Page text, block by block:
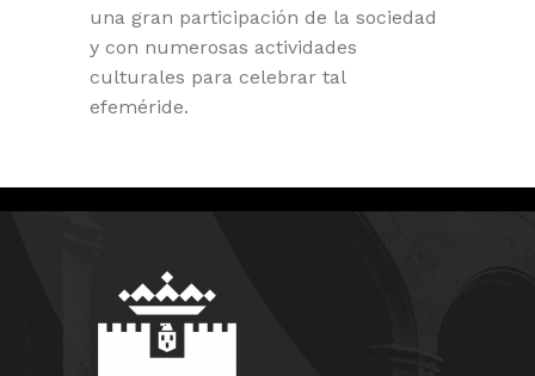
una gran participación de la sociedad
y con numerosas actividades
culturales para celebrar tal
efeméride.